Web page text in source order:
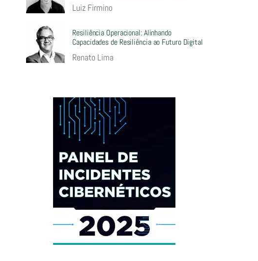
Luiz Firmino
Resiliência Operacional: Alinhando
Capacidades de Resiliência ao Futuro Digital
Renato Lima